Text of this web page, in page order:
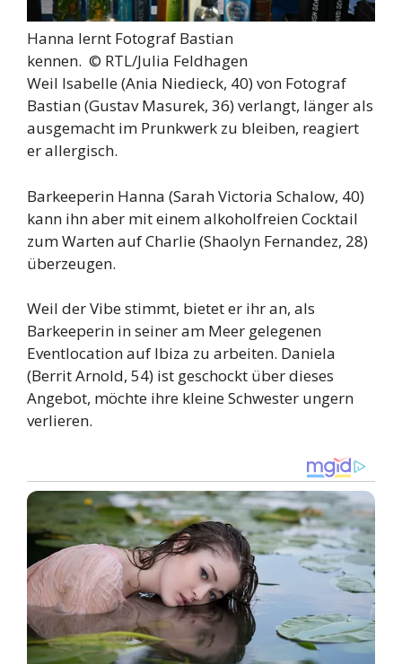
Hanna lernt Fotograf Bastian
kennen. © RTL/Julia Feldhagen
Weil Isabelle (Ania Niedieck, 40) von Fotograf
Bastian (Gustav Masurek, 36) verlangt, länger als
ausgemacht im Prunkwerk zu bleiben, reagiert
er allergisch.
Barkeeperin Hanna (Sarah Victoria Schalow, 40)
kann ihn aber mit einem alkoholfreien Cocktail
zum Warten auf Charlie (Shaolyn Fernandez, 28)
überzeugen.
Weil der Vibe stimmt, bietet er ihr an, als
Barkeeperin in seiner am Meer gelegenen
Eventlocation auf Ibiza zu arbeiten. Daniela
(Berrit Arnold, 54) ist geschockt über dieses
Angebot, möchte ihre kleine Schwester ungern
verlieren.